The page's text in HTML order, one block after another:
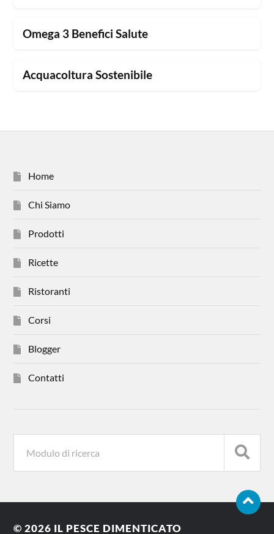
Omega 3 Benefici Salute
Acquacoltura Sostenibile
Home
Chi Siamo
Prodotti
Ricette
Ristoranti
Corsi
Blogger
Contatti
© 2026 IL PESCE DIMENTICATO